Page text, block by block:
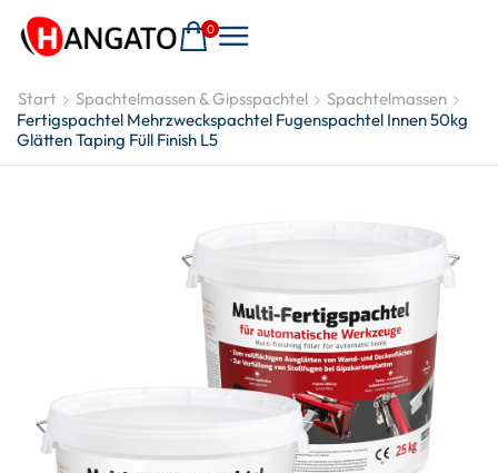
0
Start Spachtelmassen & Gipsspachtel
Spachtelmassen
Fertigspachtel Mehrzweckspachtel Fugenspachtel Innen 50kg
Glätten Taping Füll Finish L5